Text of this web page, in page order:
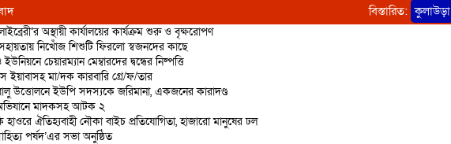
বিস্তারিত: কুলাউড়া
অস্থায়ী কার্যালয়ের কার্যক্রম শুরু ও বৃক্ষরোপণ
নিখোঁজ শিশুটি ফিরলো স্বজনদের কাছে
চেয়ারম্যান মেম্বারদের দ্বন্ধের নিষ্পত্তি
ইয়াবাসহ মা/দক কারবারি গ্রে/ফ/তার
উত্তোলনে ইউপি সদস্যকে জরিমানা, একজনের কারাদণ্ড
মাদকসহ আটক ২
ঐতিহ্যবাহী নৌকা বাইচ প্রতিযোগিতা, হাজারো মানুষের ঢল
পর্ষদ’এর সভা অনুষ্ঠিত